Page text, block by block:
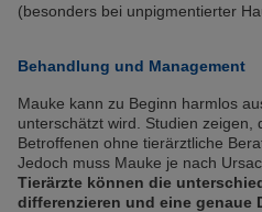
(besonders bei unpigmentierter
Behandlung und Management
Mauke kann zu Beginn harmlos
unterschätzt wird. Studien zeigen,
Betroffenen ohne tierärztliche
Jedoch muss Mauke je nach
Tierärzte können die
differenzieren und eine genaue